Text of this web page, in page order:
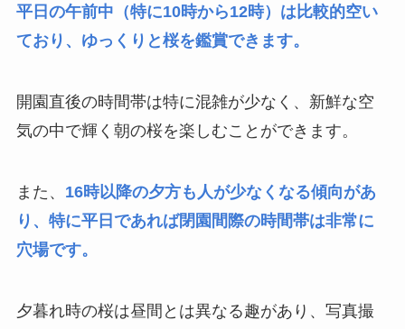
平日の午前中（特に10時から12時）は比較的空い
ており、ゆっくりと桜を鑑賞できます。
開園直後の時間帯は特に混雑が少なく、新鮮な空
気の中で輝く朝の桜を楽しむことができます。
また、 16時以降の夕方も人が少なくなる傾向があ
り、特に平日であれば閉園間際の時間帯は非常に
穴場です。
夕暮れ時の桜は昼間とは異なる趣があり、写真撮